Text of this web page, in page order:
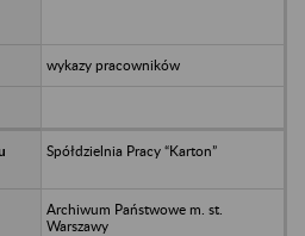
wykazy pracowników
Spółdzielnia Pracy “Karton”
Archiwum Państwowe m. st.
Warszawy